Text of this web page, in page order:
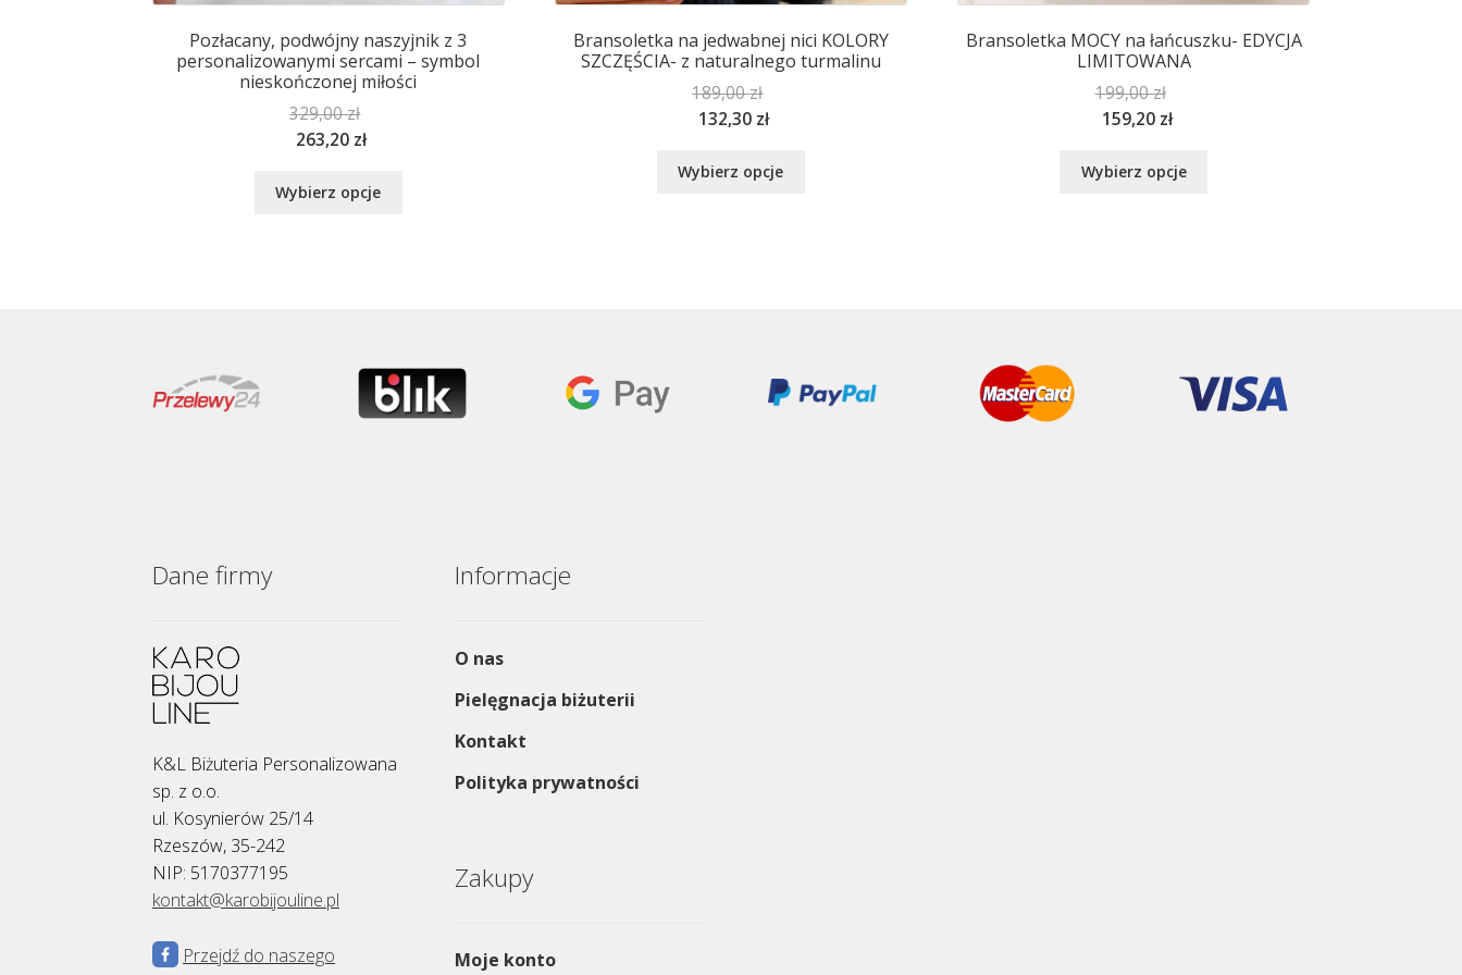
Pozłacany, podwójny naszyjnik z 3
personalizowanymi sercami – symbol
nieskończonej miłości
329,00zł
263,20 zł
Wybierz opcje
na
stronie
produktu
Bransoletka na jedwabnej nici KOLORY
SZCZĘŚCIA- z naturalnego turmalinu
189,00zł
132,30 zł
Wybierz opcje
produktu
Bransoletka MOCY na łańcuszku- EDYCJA
LIMITOWANA
199,00zł
159,20 zł
Wybierz opcje
stronie
produktu
Dane firmy
K&L Biżuteria Personalizowana
sp. z o.o.
ul. Kosynierów 25/14
Rzeszów, 35-242
NIP: 5170377195
kontakt@karobijouline.pl
Przejdź do naszego
Informacje
O nas
Pielęgnacja biżuterii
Kontakt
Polityka prywatności
Zakupy
Moje konto